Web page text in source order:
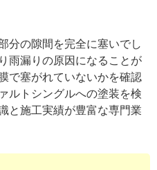
分の隙間を完全に塞いでし
雨漏りの原因になることが
で塞がれていないかを確認
ルトシングルへの塗装を検
と施工実績が豊富な専門業